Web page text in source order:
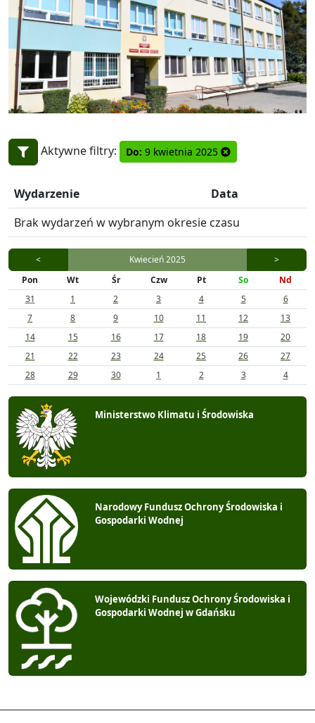
Aktywne filtry: Do: 9 kwietnia 2025
Wydarzenie
Data
Brak wydarzeń w wybranym okresie czasu
< Kwiecień 2025
>
Pon
Wt Śr Czw Pt So
Nd
31
1 2 3 4 5
6
7
8 9 10 11 12
13
14
15 16 17 18 19
20
21
22 23 24 25 26
27
28
29 30 1 2 3 4
Ministerstwo Klimatu i Środowiska
Narodowy Fundusz Ochrony Środowiska i
Gospodarki Wodnej
Wojewódzki Fundusz Ochrony Środowiska i
Gospodarki Wodnej w Gdańsku